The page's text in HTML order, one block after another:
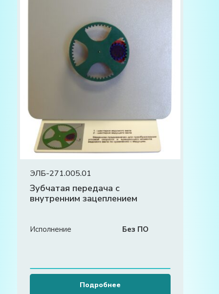
ЭЛБ-271.005.01
Зубчатая передача с
внутренним зацеплением
Исполнение Без ПО
Подробнее